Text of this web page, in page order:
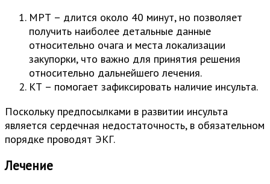
МРТ – длится около 40 минут, но позволяет
получить наиболее детальные данные
относительно очага и места локализации
закупорки, что важно для принятия решения
относительно дальнейшего лечения.
КТ – помогает зафиксировать наличие инсульта.
Поскольку предпосылками в развитии инсульта
является сердечная недостаточность, в обязательном
порядке проводят ЭКГ.
Лечение